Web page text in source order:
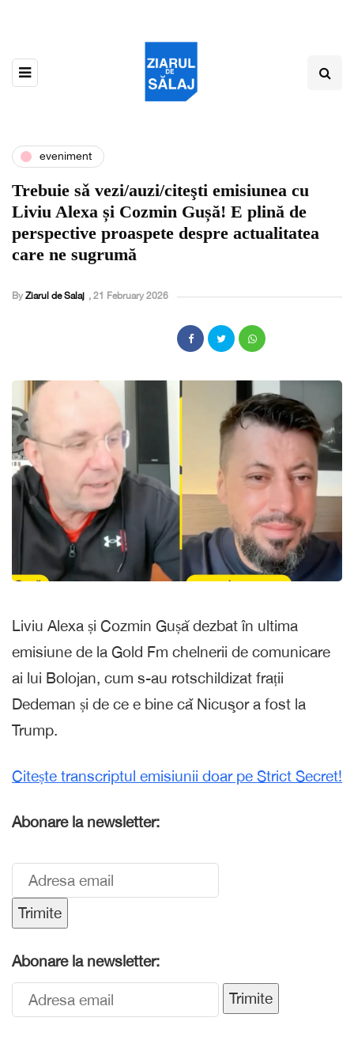
eveniment
Trebuie sǎ vezi/auzi/citeşti emisiunea cu
Liviu Alexa și Cozmin Gușă! E plină de
perspective proaspete despre actualitatea
care ne sugrumă
By Ziarul de Salaj , 21 February 2026
Liviu Alexa și Cozmin Gușă dezbat în ultima
emisiune de la Gold Fm chelnerii de comunicare
ai lui Bolojan, cum s-au rotschildizat frații
Dedeman și de ce e bine cǎ Nicuşor a fost la
Trump.
Citește transcriptul emisiunii doar pe Strict Secret!
Abonare la newsletter:
Trimite
Abonare la newsletter:
Trimite